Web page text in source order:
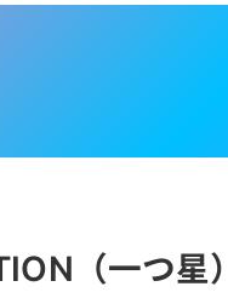
（一つ星